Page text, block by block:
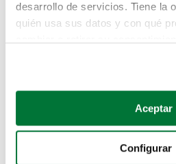
desarrollo de servicios. Tiene la
quién usa sus datos y con qué
Si lo permite, también
Recopilar información sobre
Identificar su dispositivo
Aceptar
Configurar
Pero puedes encontrar el
buscando en alguno de estos
Coches de segunda mano
Coches de km0